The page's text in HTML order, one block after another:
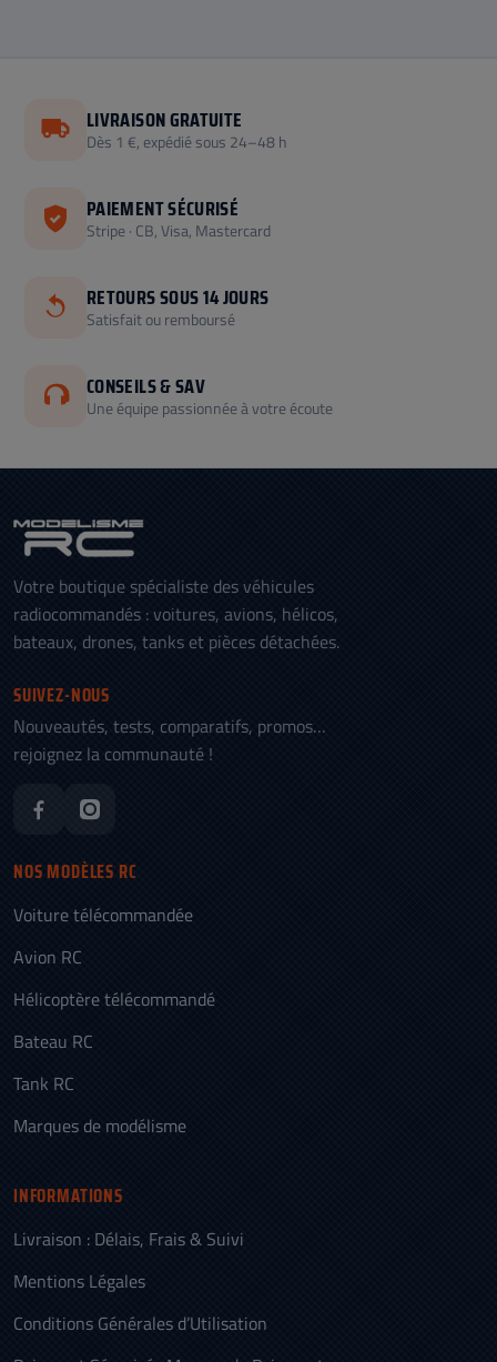
LIVRAISON GRATUITE
Dès 1 €, expédié sous 24–48 h
PAIEMENT SÉCURISÉ
Stripe · CB, Visa, Mastercard
RETOURS SOUS 14 JOURS
Satisfait ou remboursé
CONSEILS & SAV
Une équipe passionnée à votre écoute
Votre boutique spécialiste des véhicules
radiocommandés : voitures, avions, hélicos,
bateaux, drones, tanks et pièces détachées.
SUIVEZ-NOUS
Nouveautés, tests, comparatifs, promos…
rejoignez la communauté !
NOS MODÈLES RC
Voiture télécommandée
Avion RC
Hélicoptère télécommandé
Bateau RC
Tank RC
Marques de modélisme
INFORMATIONS
Livraison : Délais, Frais & Suivi
Mentions Légales
Conditions Générales d’Utilisation